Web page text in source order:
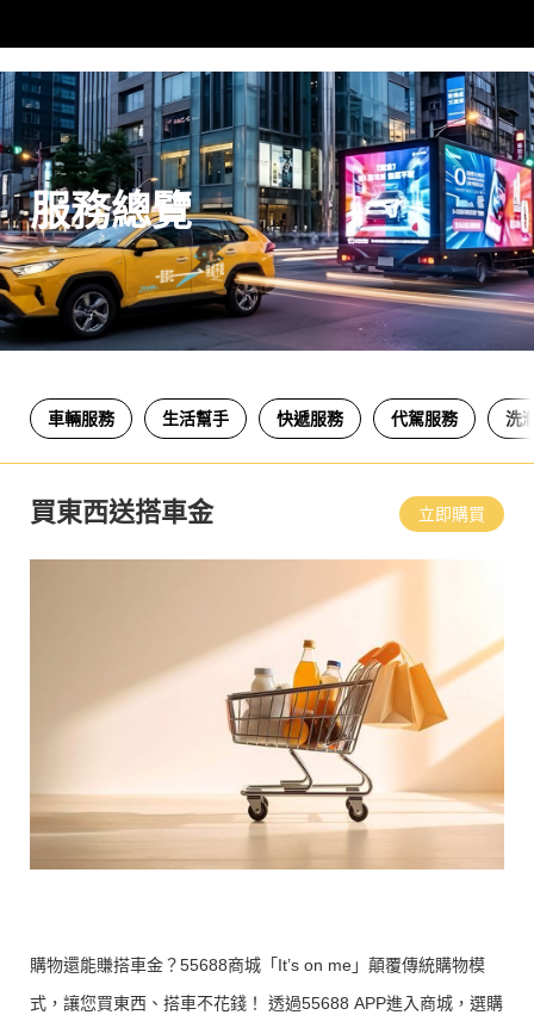
服務總覽
車輛服務 生活幫手 快遞服務 代駕服務 洗
買東西送搭車金 立即購買
購物還能賺搭車金？55688商城「It’s on me」顛覆傳統購物模
式，讓您買東西、搭車不花錢！ 透過55688 APP進入商城，選購